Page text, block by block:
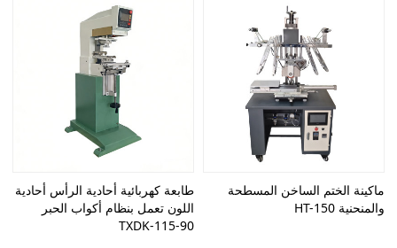
ماكينة الختم الساخن المسطحة
والمنحنية HT-150
طابعة كهربائية أحادية الرأس أحادية
اللون تعمل بنظام أكواب الحبر
TXDK-115-90